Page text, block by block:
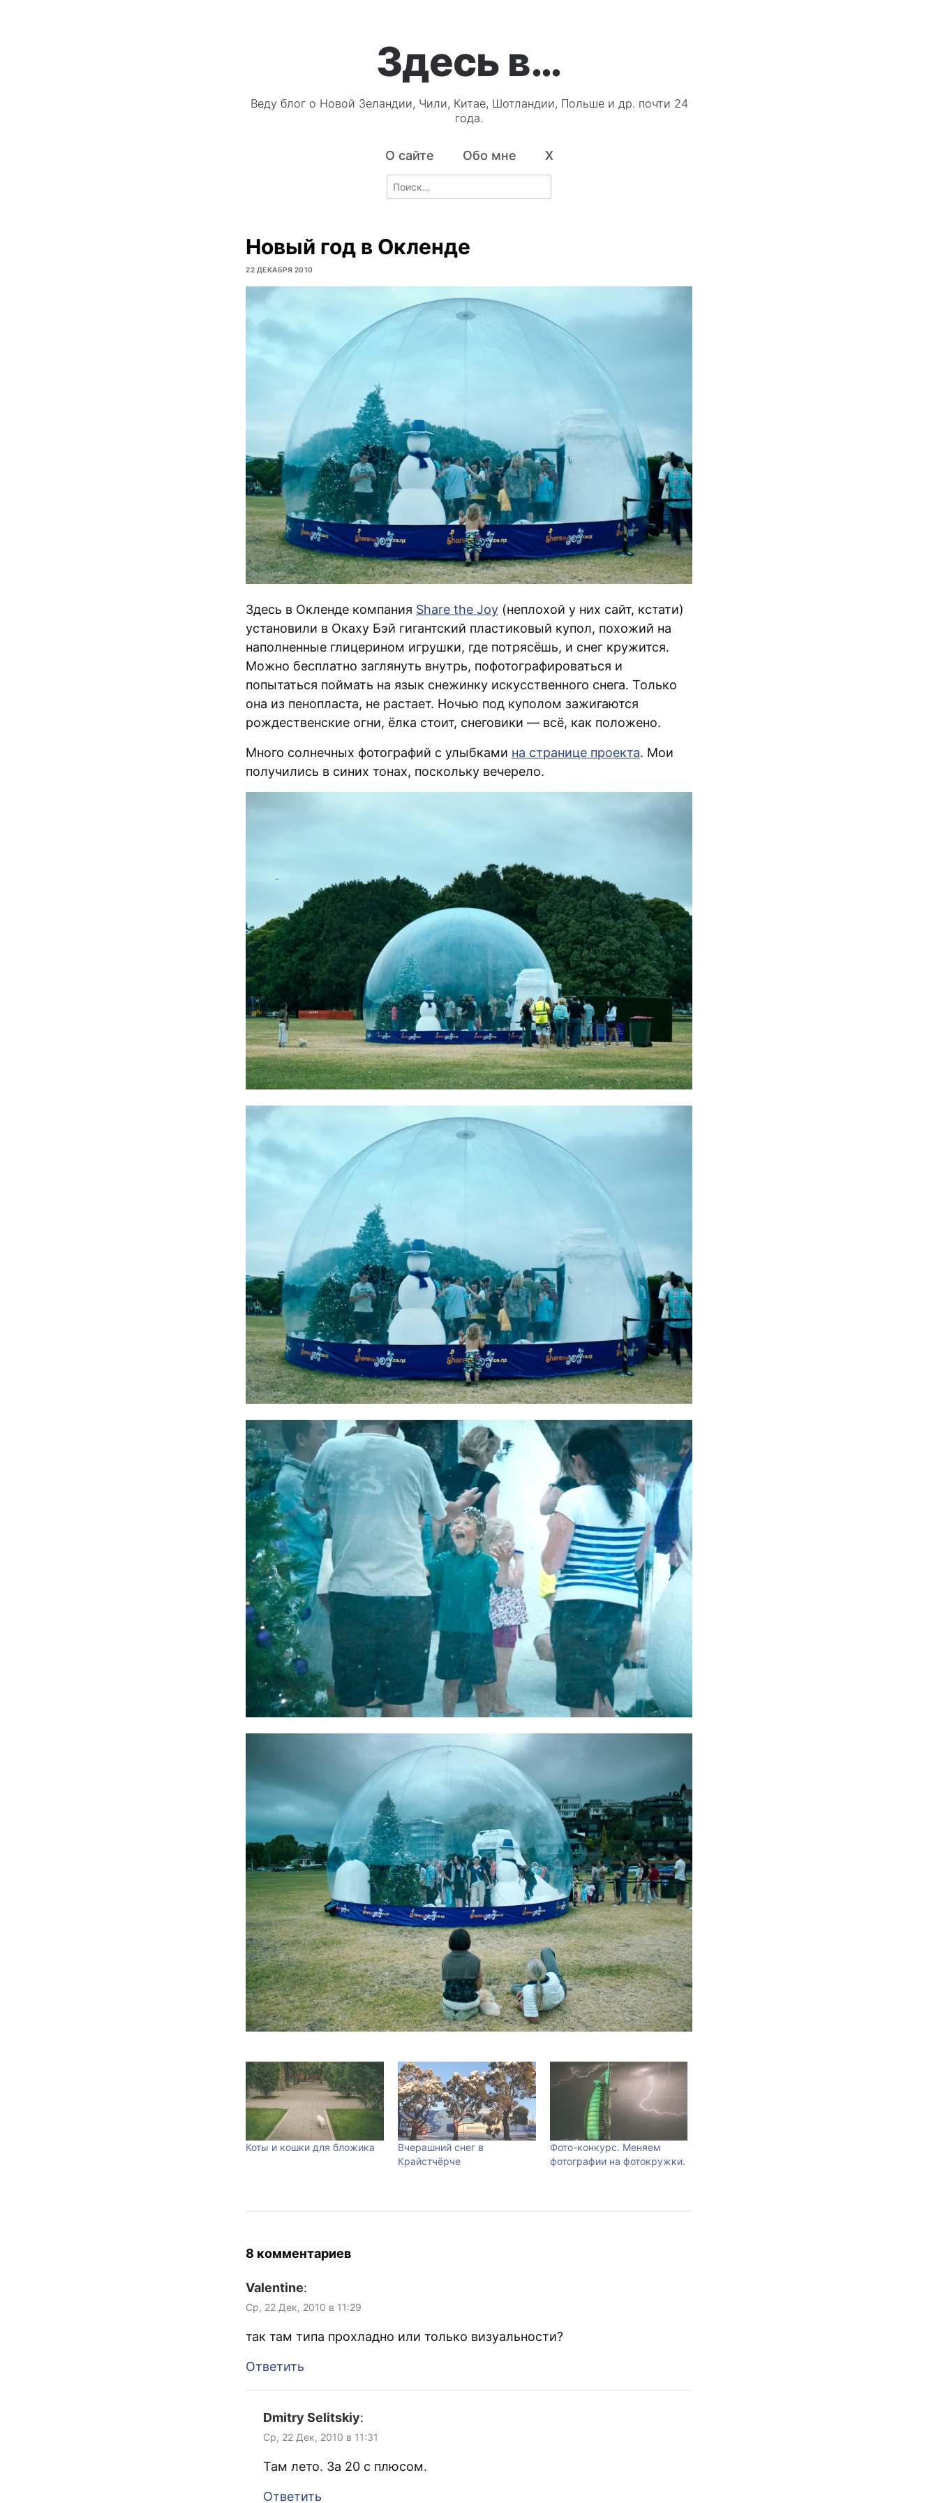
Здесь в…
Веду блог о Новой Зеландии, Чили, Китае, Шотландии, Польше и др. почти 24
года.
О сайте Обо мне X
Search
for:
Новый год в Окленде
22 ДЕКАБРЯ 2010
Здесь в Окленде компания Share the Joy (неплохой у них сайт, кстати)
установили в Окаху Бэй гигантский пластиковый купол, похожий на
наполненные глицерином игрушки, где потрясёшь, и снег кружится.
Можно бесплатно заглянуть внутрь, пофотографироваться и
попытаться поймать на язык снежинку искусственного снега. Только
она из пенопласта, не растает. Ночью под куполом зажигаются
рождественские огни, ёлка стоит, снеговики — всё, как положено.
Много солнечных фотографий с улыбками на странице проекта. Мои
получились в синих тонах, поскольку вечерело.
Коты и кошки для бложика
Вчерашний снег в
Крайстчёрче
Фото-конкурс. Меняем
фотографии на фотокружки.
8 комментариев
Valentine:
Ср, 22 Дек, 2010 в 11:29
так там типа прохладно или только визуальности?
Ответить
Dmitry Selitskiy:
Ср, 22 Дек, 2010 в 11:31
Там лето. За 20 с плюсом.
Ответить